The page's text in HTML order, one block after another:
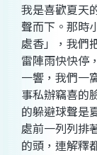
我是喜歡夏天
聲而下。那時
處香」，我們
雷陣雨快快停
一響，我們一
事私辦竊喜的
的躲避球聲是
處前一列列排
的頭，連解釋